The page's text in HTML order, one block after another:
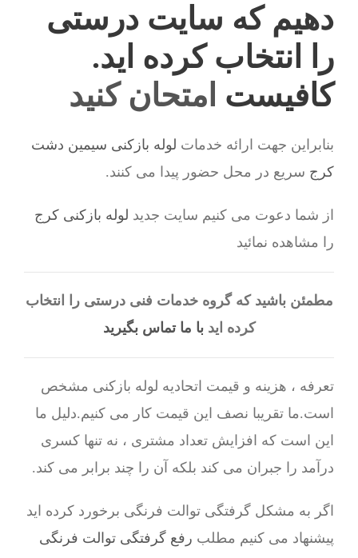
دهیم که سایت درستی
را انتخاب کرده اید.
کافیست امتحان کنید
بنابراین جهت ارائه خدمات لوله بازکنی سیمین دشت
کرج سریع در محل حضور پیدا می کنند.
از شما دعوت می کنیم سایت جدید لوله بازکنی کرج
را مشاهده نمائید
مطمئن باشید که گروه خدمات فنی درستی را انتخاب
کرده ایدبا ما تماس بگیرید
تعرفه ، هزینه و قیمت اتحادیه لوله بازکنی مشخص
است.ما تقریبا نصف این قیمت کار می کنیم.دلیل ما
این است که افزایش تعداد مشتری ، نه تنها کسری
درآمد را جبران می کند بلکه آن را چند برابر می کند.
اگر به مشکل گرفتگی توالت فرنگی برخورد کرده اید
پیشنهاد می کنیم مطلب رفع گرفتگی توالت فرنگی